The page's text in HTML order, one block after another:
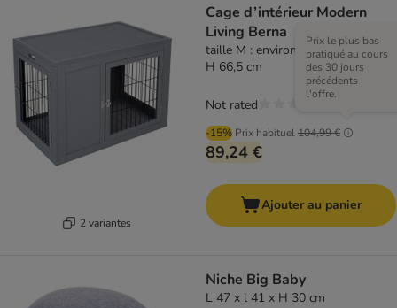
2 variantes
Cage d’intérieur Modern
Living Berna
taille M : environ L 91,5 x l 58,5 x
H 66,5 cm
-15% Prix habituel104,99 €
Prix le plus bas
pratiqué au cours
des 30 jours
précédents
l'offre.
89,24 €
Not rated
Ajouter au panier
Niche Big Baby
L 47 x l 41 x H 30 cm